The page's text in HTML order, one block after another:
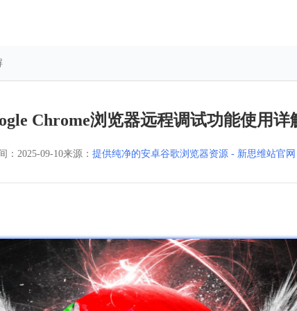
Chrome浏览器远程调试功能使用详
： 2025-09-10来源： 提供纯净的安卓谷歌浏览器资源 - 新思维站官网